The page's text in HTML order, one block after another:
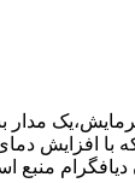
با افزایش
دیافگرام منبع